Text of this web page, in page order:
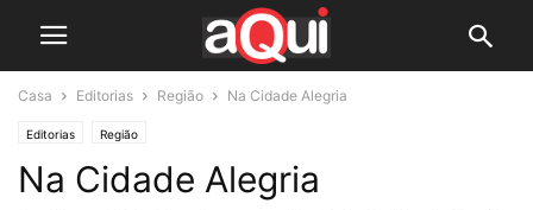
Casa Editorias Região Na Cidade Alegria
Editorias Região
Na Cidade Alegria